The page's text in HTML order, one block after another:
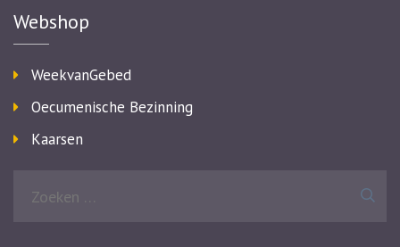
Webshop
WeekvanGebed
Oecumenische Bezinning
Kaarsen